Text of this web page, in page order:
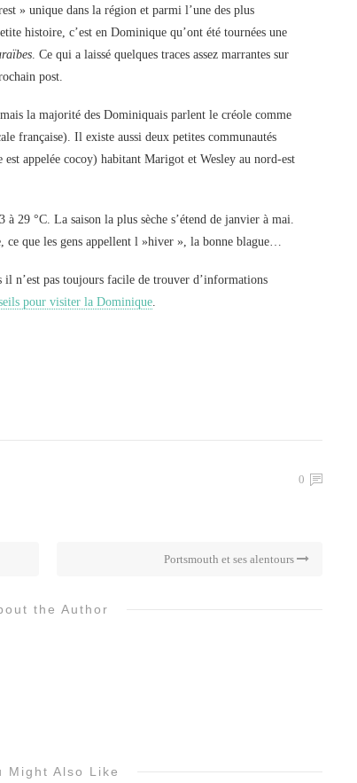
» unique dans la région et parmi l’une des plus
histoire, c’est en Dominique qu’ont été tournées une
. Ce qui a laissé quelques traces assez marrantes sur
post.
la majorité des Dominiquais parlent le créole comme
française). Il existe aussi deux petites communautés
est appelée cocoy) habitant Marigot et Wesley au nord-est
à 29 °C. La saison la plus sèche s’étend de janvier à mai.
ce que les gens appellent l »hiver », la bonne blague…
n’est pas toujours facile de trouver d’informations
pour visiter la Dominique
0
Portsmouth et ses alentours
the Author
Might Also Like